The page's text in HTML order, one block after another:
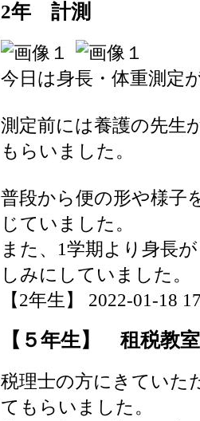
2年 計測
今日は身長・体重測定
測定前には養護の先生
もらいました。
普段から便の形や様子
じていました。
また、1学期より身長
しみにしていました。
【2年生】 2022-01-18
【５年生】 租税教室
税理士の方にきていた
てもらいました。